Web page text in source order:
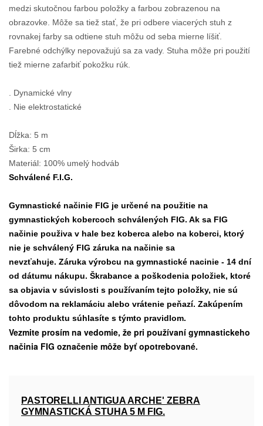
medzi skutočnou farbou položky a farbou zobrazenou na
obrazovke. Môže sa tiež stať, že pri odbere viacerých stuh z
rovnakej farby sa odtiene stuh môžu od seba mierne líšiť.
Farebné odchýlky nepovažujú sa za vady. Stuha môže pri použití
tiež mierne zafarbiť pokožku rúk.
. Dynamické vlny
. Nie elektrostatické
Dĺžka: 5 m
Širka: 5 cm
Materiál: 100% umelý hodváb
Schválené F.I.G.
Gymnastické načinie FIG je určené na použitie na
gymnastických kobercoch schválených FIG. Ak sa FIG
načinie použiva v hale bez koberca alebo na koberci, ktorý
nie je schválený FIG záruka na načinie sa
nevzťahuje. Záruka výrobcu na gymnastické nacinie - 14 dní
od dátumu nákupu. Škrabance a poškodenia položiek, ktoré
sa objavia v súvislosti s používaním tejto položky, nie sú
dôvodom na reklamáciu alebo vrátenie peňazí. Zakúpením
tohto produktu súhlasíte s týmto pravidlom.
Vezmite prosím na vedomie, že pri používaní gymnastickeho
načinia FIG označenie môže byť opotrebované.
PASTORELLI ANTIGUA ARCHE' ZEBRA
GYMNASTICKÁ STUHA 5 M FIG.